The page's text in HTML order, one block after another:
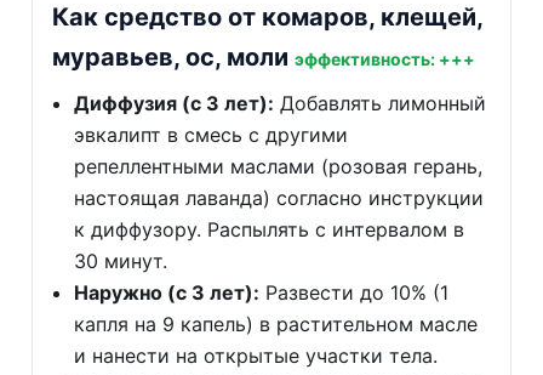
Как средство от комаров, клещей,
муравьев, ос, моли эффективность: +++
Диффузия (с 3 лет): Добавлять лимонный
эвкалипт в смесь с другими
репеллентными маслами (розовая герань,
настоящая лаванда) согласно инструкции
к диффузору. Распылять с интервалом в
30 минут.
Наружно (с 3 лет): Развести до 10% (1
капля на 9 капель) в растительном масле
и нанести на открытые участки тела.